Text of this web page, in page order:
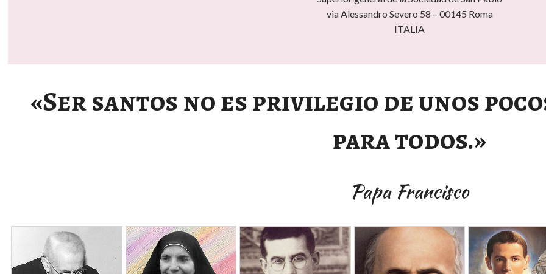
via Alessandro Severo 58 – 00145 Roma
ITALIA
«Ser santos no es privilegio de unos
para todos.»
Papa Francisco